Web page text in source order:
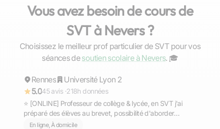
Vous avez besoin de cours de
SVT à Nevers ?
Choisissez le meilleur prof particulier de SVT pour vos
séances desoutien scolaire à Nevers. ‍🎓
Répond rapidement
Gaël
Rennes
Université Lyon 2
5.045 avis ·218h données
⭐ [ONLINE] Professeur de collège & lycée, en SVT j'ai
préparé des élèves au brevet, possibilité d'aborder
d'autres matières.
En ligne, À domicile